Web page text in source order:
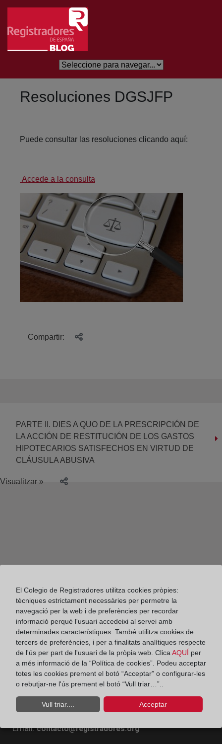
Salta al contingut principal
Resoluciones DGSJFP
Puede consultar las resoluciones clicando aquí:
Accede a la consulta
Compartir:
PARTE II. DIES A QUO DE LA PRESCRIPCIÓN DE
LA ACCIÓN DE RESTITUCIÓN DE LOS GASTOS
HIPOTECARIOS SATISFECHOS EN VIRTUD DE
CLÁUSULA ABUSIVA
Visualitzar »
Colegio de Registradores
Diego de León, 21. 28006 Madrid
Teléfono:91 270 16 99
Fax:91 564 11 59
Email:contacto@registradores.org
El Colegio de Registradores utilitza cookies pròpies:
tècniques estrictament necessàries per permetre la
navegació per la web i de preferències per recordar
informació perquè l'usuari accedeixi al servei amb
determinades característiques. També utilitza cookies de
tercers de preferències, i per a finalitats analítiques respecte
de l'ús per part de l'usuari de la pròpia web. ClicaAQUÍ per
a més informació de la “Política de cookies”. Podeu acceptar
totes les cookies prement el botó “Acceptar” o configurar-les
o rebutjar-ne l'ús prement el botó “Vull triar…”..
Vull triar.... Acceptar